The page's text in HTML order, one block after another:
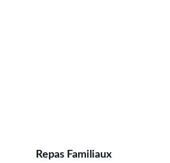
Repas Familiaux